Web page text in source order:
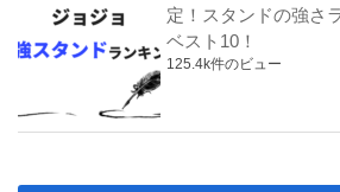
定！スタンドの強さ
ベスト10！
125.4k件のビュー